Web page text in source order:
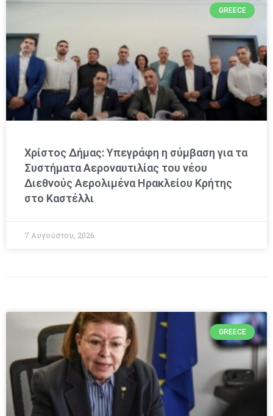
GREECE
Χρίστος Δήμας: Υπεγράφη η σύμβαση για τα
Συστήματα Αεροναυτιλίας του νέου
Διεθνούς Αερολιμένα Ηρακλείου Κρήτης
στο Καστέλλι
7 Αυγούστου, 2026
GREECE